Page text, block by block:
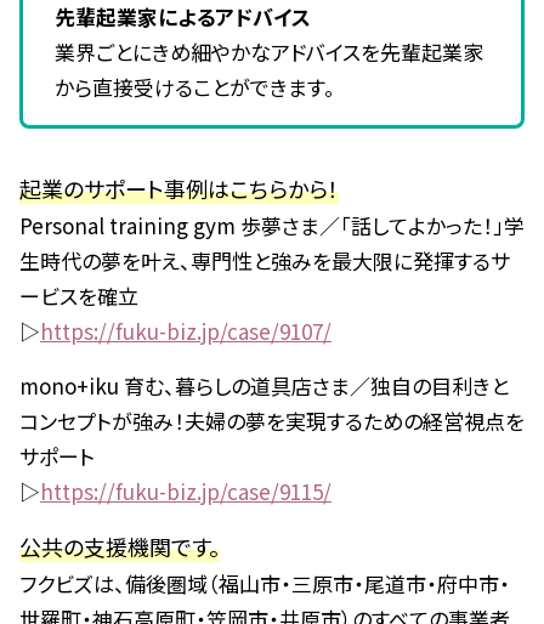
先輩起業家によるアドバイス
業界ごとにきめ細やかなアドバイスを先輩起業家
から直接受けることができます。
起業のサポート事例はこちらから！
Personal training gym 歩夢さま／「話してよかった！」学
生時代の夢を叶え、専門性と強みを最大限に発揮するサ
ービスを確立
▷https://fuku-biz.jp/case/9107/
mono+iku 育む、暮らしの道具店さま／独自の目利きと
コンセプトが強み！夫婦の夢を実現するための経営視点を
サポート
▷https://fuku-biz.jp/case/9115/
公共の支援機関です。
フクビズは、備後圏域（福山市・三原市・尾道市・府中市・